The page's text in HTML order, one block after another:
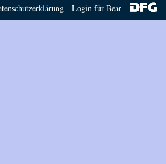
Login für Bearbeiter